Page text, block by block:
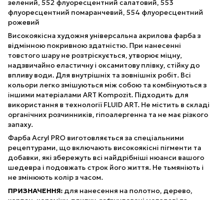
зелений, 552 флуоресцентний салатовий, 553
флуоресцентний помаранчевий, 554 флуоресцентний
рожевий
Високоякісна художня універсальна акрилова фарба з
відмінною покривною здатністю. При нанесенні
товстого шару не розтріскується, утворює міцну,
надзвичайно еластичну і оксамитову плівку, стійку до
впливу води. Для внутрішніх та зовнішніх робіт. Всі
кольори легко змішуються між собою та комбінуються з
іншими матеріалами ART Kompozit. Підходить для
використання в технології FLUID ART. Не містить в складі
органічних розчинників, гіпоалергенна та не має різкого
запаху.
Фарба Acryl PRO виготовляється за спеціальними
рецептурами, що включають високоякісні пігменти та
добавки, які збережуть всі найдрібніші нюанси вашого
шедевра і подовжать строк його життя. Не тьмяніють і
не змінюють колір з часом.
ПРИЗНАЧЕННЯ: для нанесення на полотно, дерево,